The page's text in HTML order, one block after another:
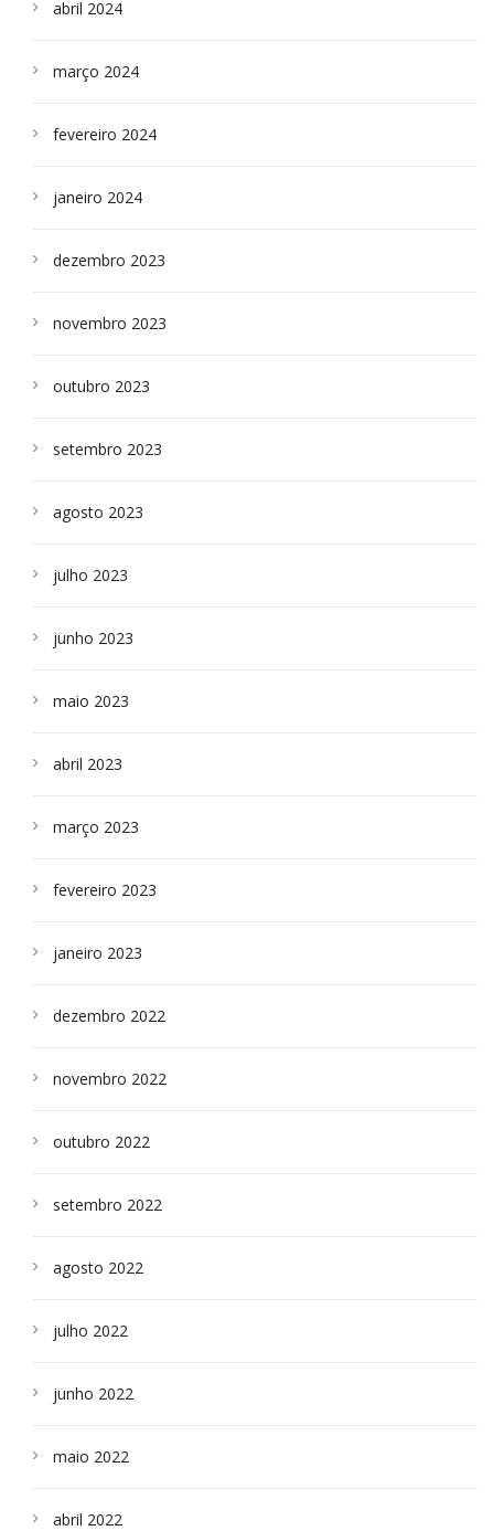
abril 2024
março 2024
fevereiro 2024
janeiro 2024
dezembro 2023
novembro 2023
outubro 2023
setembro 2023
agosto 2023
julho 2023
junho 2023
maio 2023
abril 2023
março 2023
fevereiro 2023
janeiro 2023
dezembro 2022
novembro 2022
outubro 2022
setembro 2022
agosto 2022
julho 2022
junho 2022
maio 2022
abril 2022